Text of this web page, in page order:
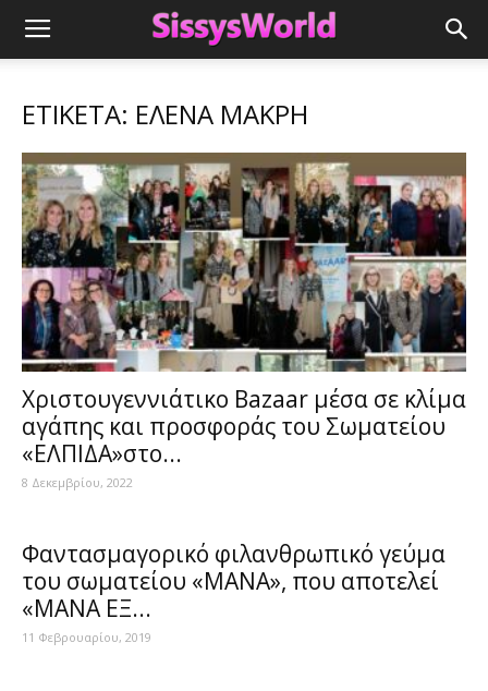
ΕΤΙΚΈΤΑ: ΕΛΕΝΑ ΜΑΚΡΉ
Χριστουγεννιάτικο Bazaar μέσα σε κλίμα
αγάπης και προσφοράς του Σωματείου
«ΕΛΠΙΔΑ»στο...
8 Δεκεμβρίου, 2022
Φαντασμαγορικό φιλανθρωπικό γεύμα
του σωματείου «ΜΑΝΑ», που αποτελεί
«ΜΑΝΑ ΕΞ...
11 Φεβρουαρίου, 2019